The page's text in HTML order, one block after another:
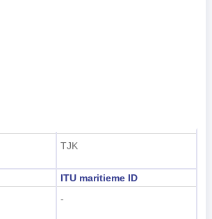
TJK
ITU maritieme ID
-